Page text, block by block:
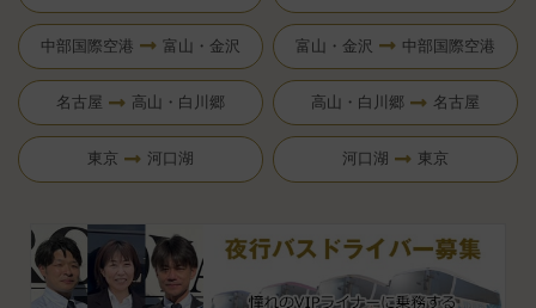
中部国際空港 富山・金沢 富山・金沢 中部国際空港
名古屋 高山・白川郷 高山・白川郷 名古屋
東京 河口湖 河口湖 東京